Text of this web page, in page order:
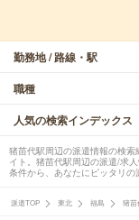
勤務地 / 路線・駅
職種
人気の検索インデックス
猪苗代駅周辺の派遣情報の検
イト。猪苗代駅周辺の派遣/求
条件から、あなたにピッタリの
派遣TOP 東北 福島 猪苗